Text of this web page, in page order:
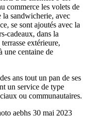
commerce les volets de
la sandwicherie, avec
se sont ajoutés avec la
cadeaux, dans la
extérieure,
une centaine de
ans tout un pan de ses
un service de type
ou communautaires.